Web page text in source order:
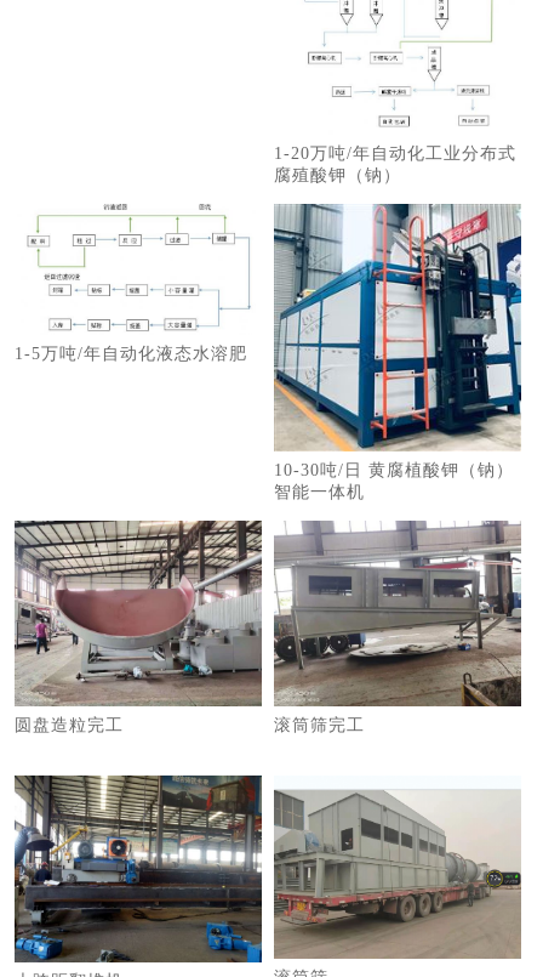
1-20万吨/年自动化工业分布式
腐殖酸钾（钠）
1-5万吨/年自动化液态水溶肥
10-30吨/日 黄腐植酸钾（钠）
智能一体机
圆盘造粒完工 滚筒筛完工